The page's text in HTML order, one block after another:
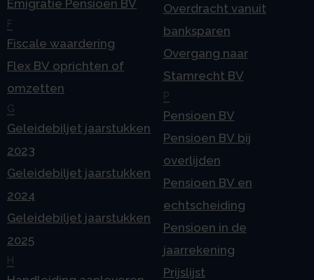
Emigratie Pensioen BV
F
Fiscale waardering
Flex BV oprichten of
omzetten
G
Geleidebiljet jaarstukken
2023
Geleidebiljet jaarstukken
2024
Geleidebiljet jaarstukken
2025
H
Overdracht vanuit
banksparen
Overgang naar
Stamrecht BV
P
Pensioen BV
Pensioen BV bij
overlijden
Pensioen BV en
echtscheiding
Pensioen in de
jaarrekening
Prijslijst